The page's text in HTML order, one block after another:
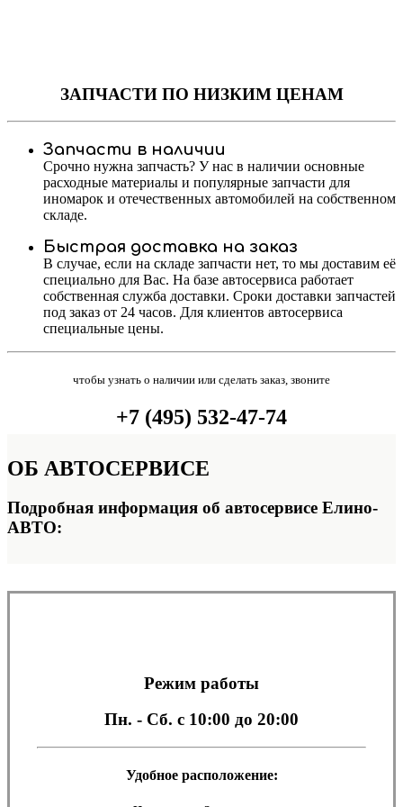
ЗАПЧАСТИПО НИЗКИМ ЦЕНАМ
Запчасти в наличии
Срочно нужна запчасть? У нас в наличии основные
расходные материалы и популярные запчасти для
иномарок и отечественных автомобилей на собственном
складе.
Быстрая доставка на заказ
В случае, если на складе запчасти нет, то мы доставим её
специально для Вас. На базе автосервиса работает
собственная служба доставки. Сроки доставки запчастей
под заказ от 24 часов. Для клиентов автосервиса
специальные цены.
чтобы узнать о наличии или сделать заказ, звоните
+7 (495) 532-47-74
ОБ АВТОСЕРВИСЕ
Подробная информация об автосервисе Елино-
АВТО:
Режим работы
Пн. - Сб. с 10:00 до 20:00
Удобное расположение: